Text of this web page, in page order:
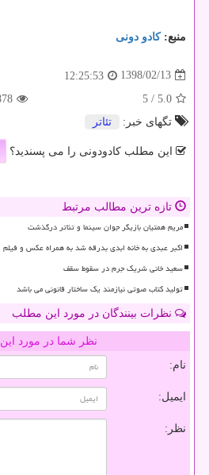
منبع:كادو دونی
1398/02/13
12:25:53
5.0
/ 5
تگهای خبر:
تئاتر
این مطلب کادودونی را می پسندید؟
تازه ترین مطالب مرتبط
مریم همتیان بازیگر جوان سینما و تئاتر درگذشت
اکبر عبدی به خانه ابدی بدرقه شد به همراه عکس و فیلم
سعید خانی شریک جرم در سقوط سقف
تولید کتاب صوتی نیازمند یک ساختار قانونی می باشد
نظرات بینندگان در مورد این مطلب
نظر شما در مورد
نام:
ایمیل:
نظر: